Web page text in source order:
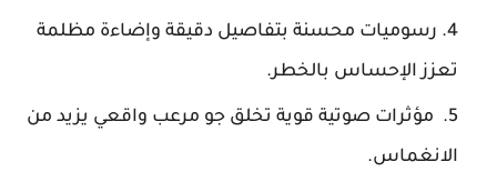
رسوميات محسنة بتفاصيل دقيقة وإضاءة مظلمة
تعزز الإحساس بالخطر.
مؤثرات صوتية قوية تخلق جو مرعب واقعي يزيد من
الانغماس.